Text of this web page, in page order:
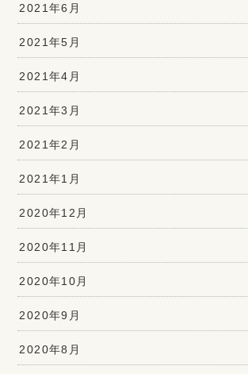
2021年6月
2021年5月
2021年4月
2021年3月
2021年2月
2021年1月
2020年12月
2020年11月
2020年10月
2020年9月
2020年8月